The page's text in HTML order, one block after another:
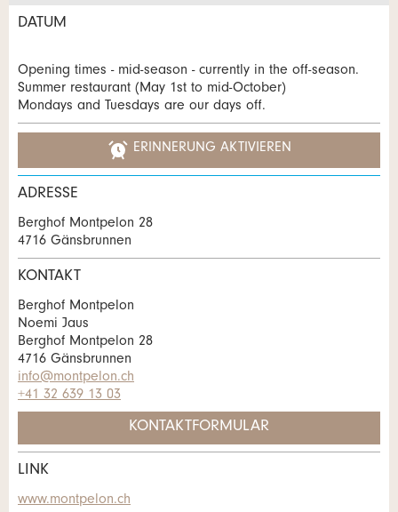
Ihr Feedback wird sehr geschätzt!
Allgemeines Feedback
Anzeige nicht mehr gültig
Anzeige unvollständig
Empfehlen Sie diese Anzeige an Freunde weiter.
* Eingabe erforderlich
ANZEIGE WEITEREMPFEHLEN
Reservation
Veranstaltungsdatum *:
Anzahl der Teilnehmer *:
Vorname / Nachname *:
Adresszusatz:
Strasse und Nr. *:
DATUM
Opening times - mid-season - currently in the off-season.
Summer restaurant (May 1st to mid-October)
Mondays and Tuesdays are our days off.
ERINNERUNG AKTIVIEREN
ADRESSE
Berghof Montpelon 28
4716 Gänsbrunnen
KONTAKT
Berghof Montpelon
Noemi Jaus
Berghof Montpelon 28
4716 Gänsbrunnen
info@montpelon.ch
+41 32 639 13 03
KONTAKTFORMULAR
Kontakt
LINK
www.montpelon.ch